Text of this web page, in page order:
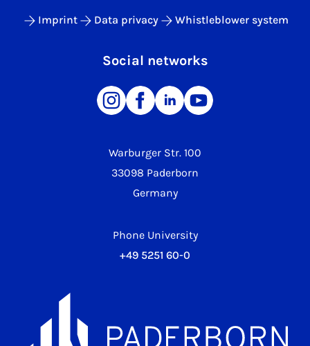
Warburger Str. 100
33098 Paderborn
Germany
Phone University
+49 5251 60-0
Imprint Data privacy Whistleblower system
Social networks